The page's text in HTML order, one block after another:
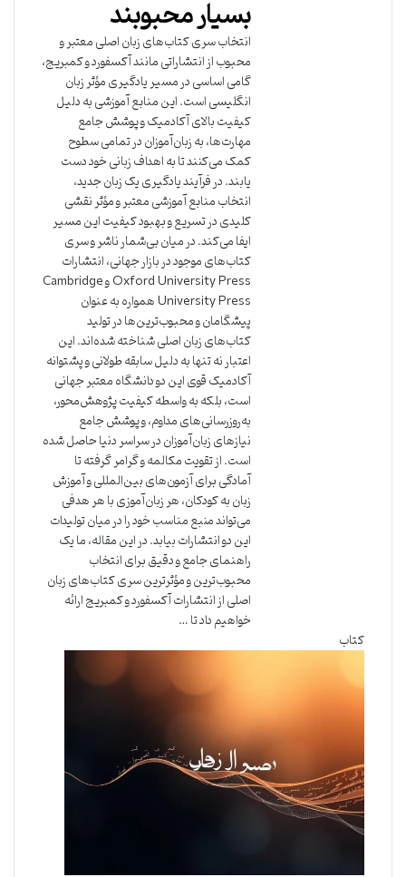
بسیار محبوبند
انتخاب سری کتاب‌های زبان اصلی معتبر و
محبوب از انتشاراتی مانند آکسفورد و کمبریج،
گامی اساسی در مسیر یادگیری مؤثر زبان
انگلیسی است. این منابع آموزشی به دلیل
کیفیت بالای آکادمیک و پوشش جامع
مهارت‌ها، به زبان‌آموزان در تمامی سطوح
کمک می‌کنند تا به اهداف زبانی خود دست
یابند. در فرآیند یادگیری یک زبان جدید،
انتخاب منابع آموزشی معتبر و مؤثر نقشی
کلیدی در تسریع و بهبود کیفیت این مسیر
ایفا می‌کند. در میان بی‌شمار ناشر و سری
کتاب‌های موجود در بازار جهانی، انتشارات
Oxford University Press و Cambridge
University Press همواره به عنوان
پیشگامان و محبوب‌ترین‌ها در تولید
کتاب‌های زبان اصلی شناخته شده‌اند. این
اعتبار نه تنها به دلیل سابقه طولانی و پشتوانه
آکادمیک قوی این دو دانشگاه معتبر جهانی
است، بلکه به واسطه کیفیت پژوهش‌محور،
به‌روزرسانی‌های مداوم، و پوشش جامع
نیازهای زبان‌آموزان در سراسر دنیا حاصل شده
است. از تقویت مکالمه و گرامر گرفته تا
آمادگی برای آزمون‌های بین‌المللی و آموزش
زبان به کودکان، هر زبان‌آموزی با هر هدفی
می‌تواند منبع مناسب خود را در میان تولیدات
این دو انتشارات بیابد. در این مقاله، ما یک
راهنمای جامع و دقیق برای انتخاب
محبوب‌ترین و مؤثرترین سری کتاب‌های زبان
اصلی از انتشارات آکسفورد و کمبریج ارائه
خواهیم داد تا …
کتاب